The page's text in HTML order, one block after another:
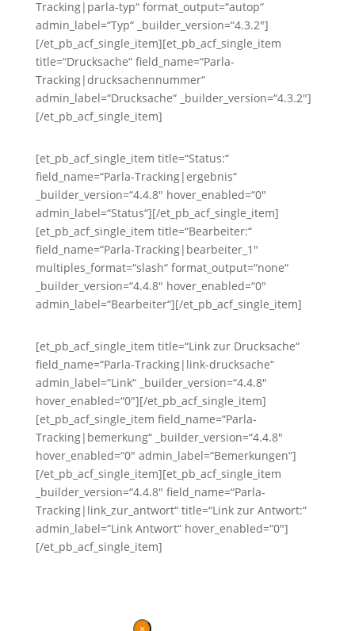
Tracking|parla-typ“ format_output=“autop“
admin_label=“Typ“ _builder_version=“4.3.2″]
[/et_pb_acf_single_item][et_pb_acf_single_item
title=“Drucksache“ field_name=“Parla-
Tracking|drucksachennummer“
admin_label=“Drucksache“ _builder_version=“4.3.2″]
[/et_pb_acf_single_item]
[et_pb_acf_single_item title=“Status:“
field_name=“Parla-Tracking|ergebnis“
_builder_version=“4.4.8″ hover_enabled=“0″
admin_label=“Status“][/et_pb_acf_single_item]
[et_pb_acf_single_item title=“Bearbeiter:“
field_name=“Parla-Tracking|bearbeiter_1″
multiples_format=“slash“ format_output=“none“
_builder_version=“4.4.8″ hover_enabled=“0″
admin_label=“Bearbeiter“][/et_pb_acf_single_item]
[et_pb_acf_single_item title=“Link zur Drucksache“
field_name=“Parla-Tracking|link-drucksache“
admin_label=“Link“ _builder_version=“4.4.8″
hover_enabled=“0″][/et_pb_acf_single_item]
[et_pb_acf_single_item field_name=“Parla-
Tracking|bemerkung“ _builder_version=“4.4.8″
hover_enabled=“0″ admin_label=“Bemerkungen“]
[/et_pb_acf_single_item][et_pb_acf_single_item
_builder_version=“4.4.8″ field_name=“Parla-
Tracking|link_zur_antwort“ title=“Link zur Antwort:“
admin_label=“Link Antwort“ hover_enabled=“0″]
[/et_pb_acf_single_item]